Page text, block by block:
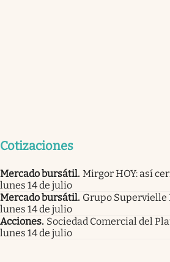
Cotizaciones
Mercado bursátil. Mirgor HOY: así
lunes 14 de julio
Mercado bursátil. Grupo Supervielle
lunes 14 de julio
Acciones. Sociedad Comercial del
lunes 14 de julio